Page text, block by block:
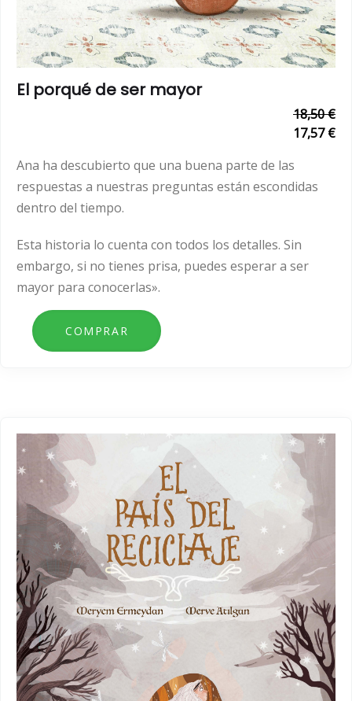
El porqué de ser mayor
18,50 €
17,57 €
Ana ha descubierto que una buena parte de las
respuestas a nuestras preguntas están escondidas
dentro del tiempo.
Esta historia lo cuenta con todos los detalles. Sin
embargo, si no tienes prisa, puedes esperar a ser
mayor para conocerlas».